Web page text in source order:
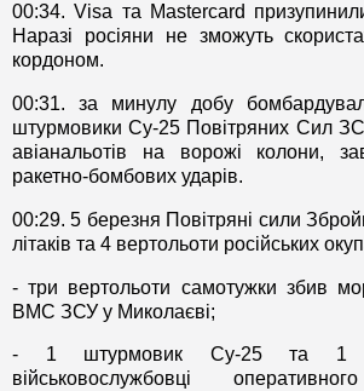
00:34. Visa та Mastercard
Наразі росіяни не зможуть
кордоном.
00:31. за минулу добу
штурмовики Су-25 Повітряних Сил
авіанальотів на ворожі колони,
ракетно-бомбових ударів.
00:29. 5 березня Повітряні сили
літаків та 4 вертольоти російських
- три вертольоти самотужки збив
ВМС ЗСУ у Миколаєві;
- 1 штурмовик Су-25 та 1
військовослужбовці